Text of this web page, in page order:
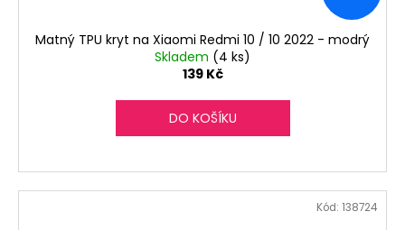
Matný TPU kryt na Xiaomi Redmi 10 / 10 2022 - modrý
Skladem (4 ks)
139 Kč
DO KOŠÍKU
Kód: 138724